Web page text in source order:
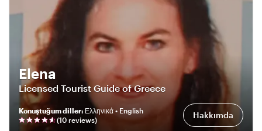
Elena
Licensed Tourist Guide of Greece
Konuştuğum diller: Ελληνικά • English
(10 reviews) Hakkımda